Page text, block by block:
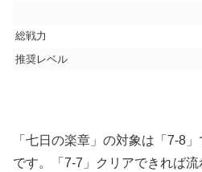
総戦力
推奨レベル
「七日の楽章」の対象は「7-8
です。「7-7」クリアできれば